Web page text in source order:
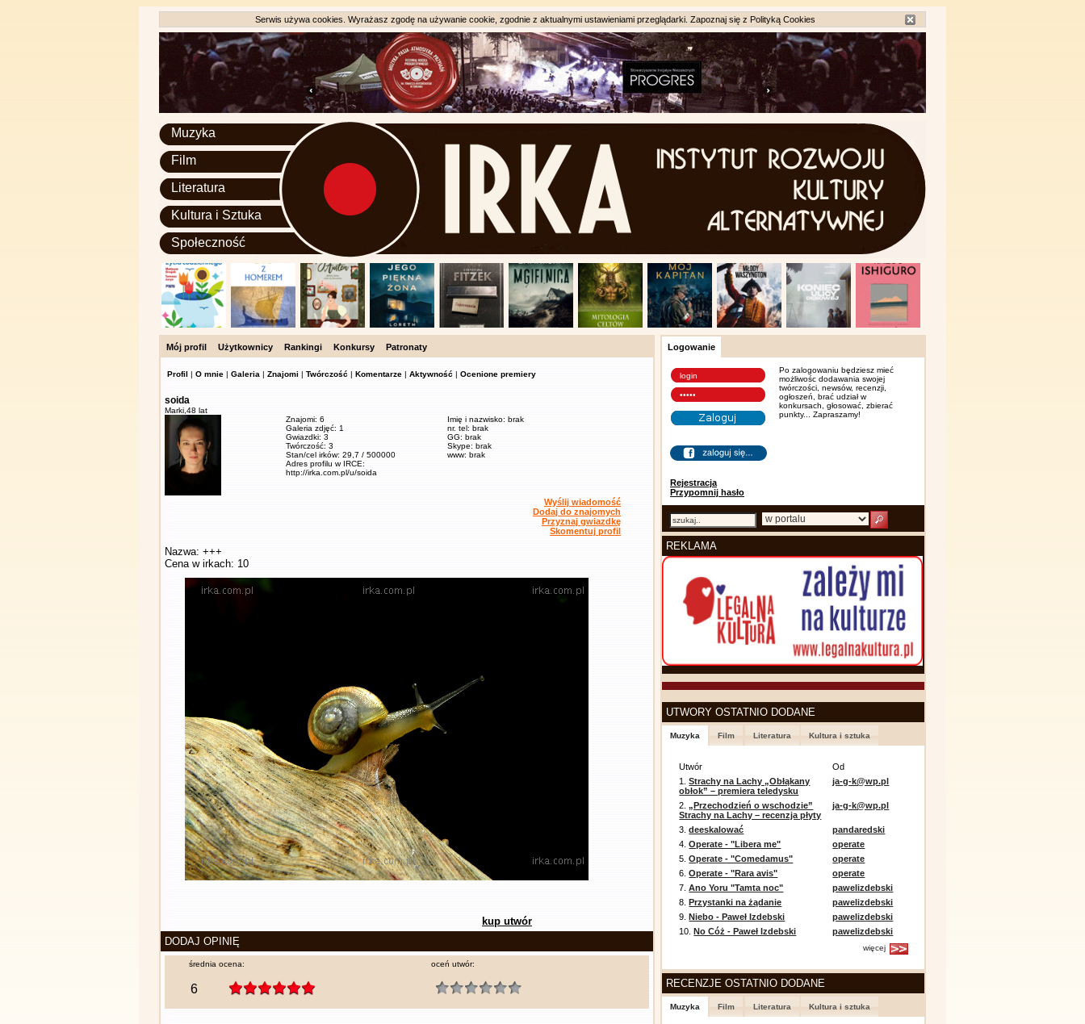
Serwis używa cookies. Wyrażasz zgodę na używanie cookie, zgodnie z aktualnymi ustawieniami przeglądarki. Zapoznaj się z Polityką Cookies
Muzyka
Film
Literatura
Kultura i Sztuka
Społeczność
Mój profil Użytkownicy Rankingi Konkursy Patronaty
Profil | O mnie | Galeria | Znajomi | Twórczość | Komentarze | Aktywność | Ocenione premiery
soida
Marki, 48 lat
Znajomi: 6
Galeria zdjęć: 1
Gwiazdki: 3
Twórczość: 3
Stan/cel irków: 29,7 / 500000
Adres profilu w IRCE:
http://irka.com.pl/u/soida
Imię i nazwisko: brak
nr. tel: brak
GG: brak
Skype: brak
www: brak
Wyślij wiadomość
Dodaj do znajomych
Przyznaj gwiazdkę
Skomentuj profil
Nazwa: +++
Cena w irkach: 10
kup utwór
DODAJ OPINIĘ
średnia ocena:
6
oceń utwór:
Logowanie
Rejestracja
Przypomnij hasło
Po zalogowaniu będziesz mieć
możliwośc dodawania swojej
twórczości, newsów, recenzji,
ogłoszeń, brać udział w
konkursach, głosować, zbierać
punkty... Zapraszamy!
REKLAMA
UTWORY OSTATNIO DODANE
Muzyka Film Literatura Kultura i sztuka
Utwór
Od
1.Strachy na Lachy „Obłąkany
obłok” – premiera teledysku
ja-g-k@wp.pl
2.„Przechodzień o wschodzie”
Strachy na Lachy – recenzja płyty
ja-g-k@wp.pl
3.deeskalować
pandaredski
4.Operate - "Libera me"
operate
5.Operate - "Comedamus"
operate
6.Operate - "Rara avis"
operate
7.Ano Yoru "Tamta noc"
pawelizdebski
8.Przystanki na żądanie
pawelizdebski
9.Niebo - Paweł Izdebski
pawelizdebski
10.No Cóż - Paweł Izdebski pawelizdebski
więcej
RECENZJE OSTATNIO DODANE
Muzyka Film Literatura Kultura i sztuka